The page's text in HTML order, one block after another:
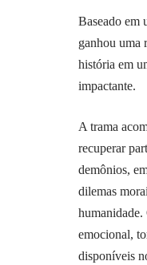
Baseado em
ganhou uma
história em
impactante.
A trama
recuperar
demônios,
dilemas
emocional,
disponíveis